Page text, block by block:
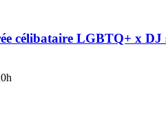
célibataire LGBTQ+ x DJ